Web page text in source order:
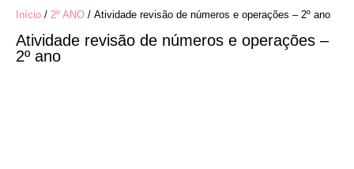
Início / 2º ANO / Atividade revisão de números e operações – 2º ano
Atividade revisão de números e operações –
2º ano